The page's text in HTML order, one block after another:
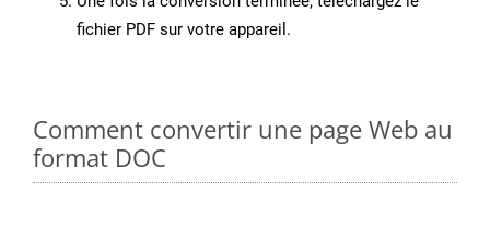
fichier PDF sur votre appareil.
Comment convertir une page Web au
format DOC